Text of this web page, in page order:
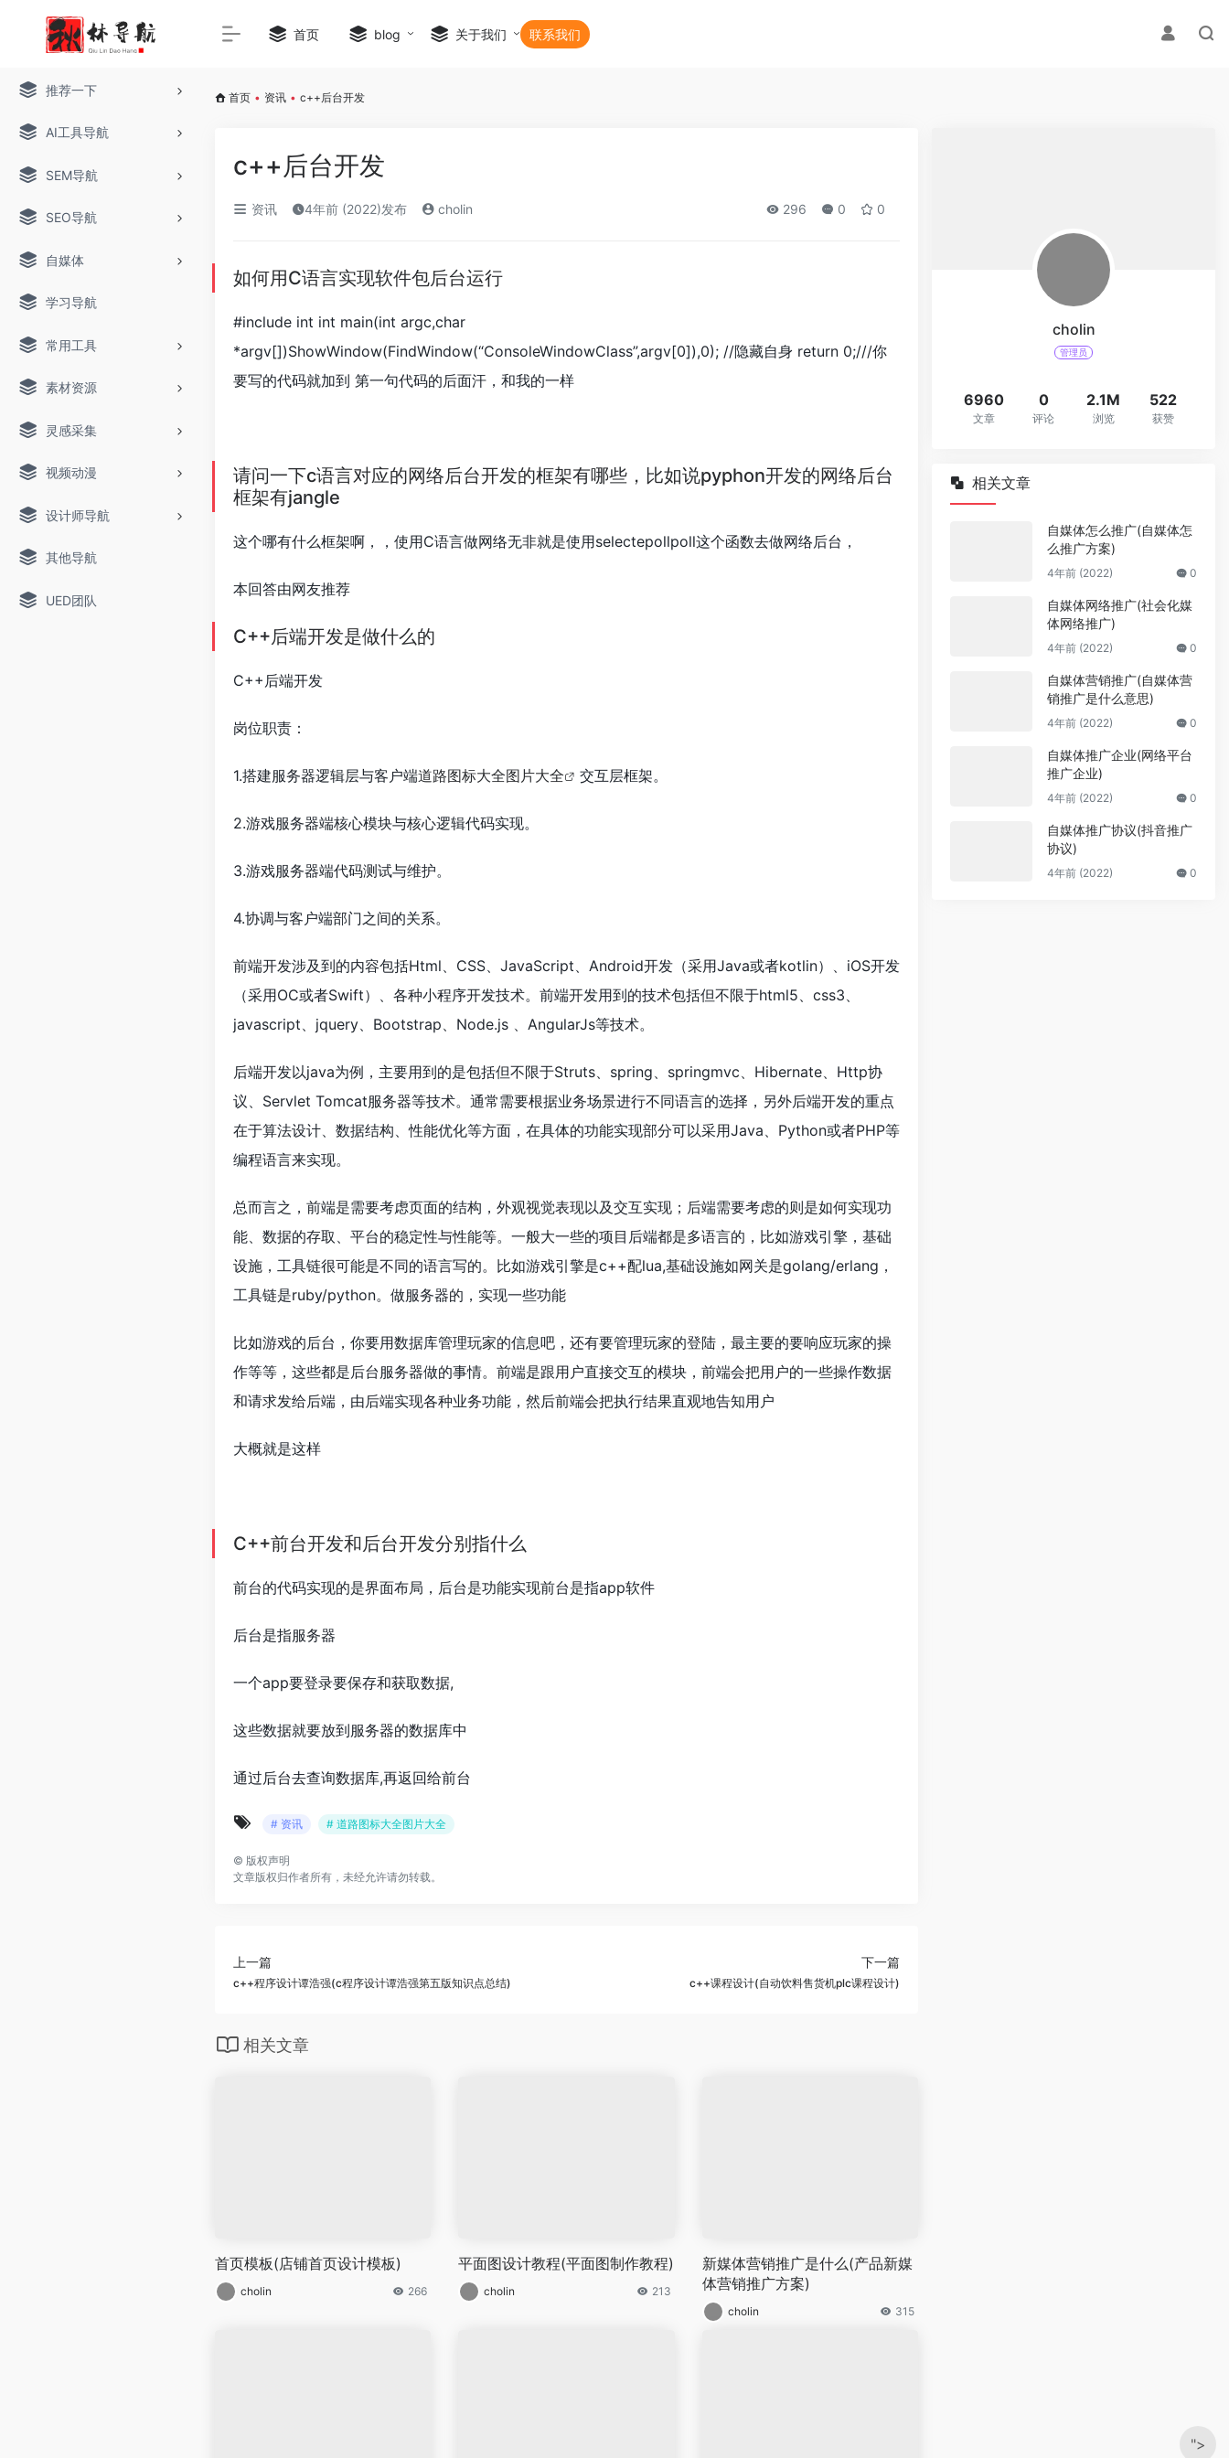
推荐一下
AI工具导航
SEM导航
SEO导航
自媒体
学习导航
常用工具
素材资源
灵感采集
视频动漫
设计师导航
其他导航
UED团队
首页 blog 关于我们 联系我们
首页 • 资讯 • c++后台开发
c++后台开发
资讯 4年前 (2022)发布 cholin 296 0 0
如何用C语言实现软件包后台运行
#include int int main(int argc,char
*argv[])ShowWindow(FindWindow(“ConsoleWindowClass”,argv[0]),0); //隐藏自身 return 0;///你
要写的代码就加到 第一句代码的后面汗，和我的一样
请问一下c语言对应的网络后台开发的框架有哪些，比如说pyphon开发的网络后台
框架有jangle
这个哪有什么框架啊，，使用C语言做网络无非就是使用selectepollpoll这个函数去做网络后台，
本回答由网友推荐
C++后端开发是做什么的
C++后端开发
岗位职责：
1.搭建服务器逻辑层与客户端道路图标大全图片大全 交互层框架。
2.游戏服务器端核心模块与核心逻辑代码实现。
3.游戏服务器端代码测试与维护。
4.协调与客户端部门之间的关系。
前端开发涉及到的内容包括Html、CSS、JavaScript、Android开发（采用Java或者kotlin）、iOS开发
（采用OC或者Swift）、各种小程序开发技术。前端开发用到的技术包括但不限于html5、css3、
javascript、jquery、Bootstrap、Node.js 、AngularJs等技术。
后端开发以java为例，主要用到的是包括但不限于Struts、spring、springmvc、Hibernate、Http协
议、Servlet Tomcat服务器等技术。通常需要根据业务场景进行不同语言的选择，另外后端开发的重点
在于算法设计、数据结构、性能优化等方面，在具体的功能实现部分可以采用Java、Python或者PHP等
编程语言来实现。
总而言之，前端是需要考虑页面的结构，外观视觉表现以及交互实现；后端需要考虑的则是如何实现功
能、数据的存取、平台的稳定性与性能等。一般大一些的项目后端都是多语言的，比如游戏引擎，基础
设施，工具链很可能是不同的语言写的。比如游戏引擎是c++配lua,基础设施如网关是golang/erlang，
工具链是ruby/python。做服务器的，实现一些功能
比如游戏的后台，你要用数据库管理玩家的信息吧，还有要管理玩家的登陆，最主要的要响应玩家的操
作等等，这些都是后台服务器做的事情。前端是跟用户直接交互的模块，前端会把用户的一些操作数据
和请求发给后端，由后端实现各种业务功能，然后前端会把执行结果直观地告知用户
大概就是这样
C++前台开发和后台开发分别指什么
前台的代码实现的是界面布局，后台是功能实现前台是指app软件
后台是指服务器
一个app要登录要保存和获取数据,
这些数据就要放到服务器的数据库中
通过后台去查询数据库,再返回给前台
# 资讯 # 道路图标大全图片大全
© 版权声明
文章版权归作者所有，未经允许请勿转载。
上一篇
c++程序设计谭浩强(c程序设计谭浩强第五版知识点总结)
下一篇
c++课程设计(自动饮料售货机plc课程设计)
相关文章
首页模板(店铺首页设计模板)
cholin 266
平面图设计教程(平面图制作教程)
cholin 213
新媒体营销推广是什么(产品新媒
体营销推广方案)
cholin 315
cholin
管理员
6960
文章
0
评论
2.1M
浏览
522
获赞
相关文章
自媒体怎么推广(自媒体怎
么推广方案)
4年前 (2022) 0
自媒体网络推广(社会化媒
体网络推广)
4年前 (2022) 0
自媒体营销推广(自媒体营
销推广是什么意思)
4年前 (2022) 0
自媒体推广企业(网络平台
推广企业)
4年前 (2022) 0
自媒体推广协议(抖音推广
协议)
4年前 (2022) 0
">